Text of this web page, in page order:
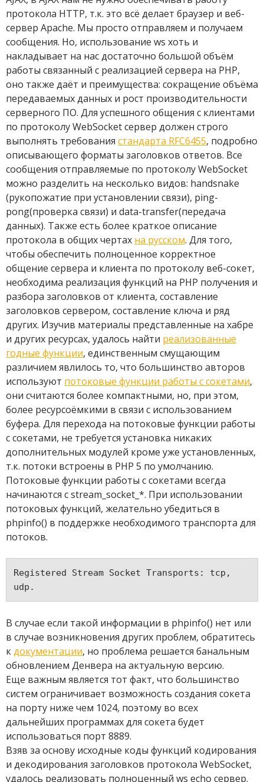
протокола HTTP, т.к. это всё делает браузер и веб-
сервер Apache. Мы просто отправляем и получаем
сообщения. Но, использование ws хоть и
накладывает на нас достаточно большой объём
работы связанный с реализацией сервера на PHP,
оно также даёт и преимущества: сокращение объёма
передаваемых данных и рост производительности
серверного ПО. Для успешного общения с клиентами
по протоколу WebSocket сервер должен строго
выполнять требования стандарта RFC6455, подробно
описывающего форматы заголовков ответов. Все
сообщения отправляемые по протоколу WebSocket
можно разделить на несколько видов: handsnake
(рукопожатие при установлении связи), ping-
pong(проверка связи) и data-transfer(передача
данных). Также есть более краткое описание
протокола в общих чертах на русском. Для того,
чтобы обеспечить полноценное корректное
общение сервера и клиента по протоколу веб-сокет,
необходима реализация функций на PHP получения и
разбора заголовков от клиента, составление
заголовков сервером, составление ключа и ряд
других. Изучив материалы представленные на хабре
и других ресурсах, удалось найти реализованные
годные функции, единственным смущающим
различием явлилось то, что большинство авторов
используют потоковые функции работы с сокетами,
они считаются более компактными, но, при этом,
более ресурсоёмкими в связи с использованием
буфера. Для перехода на потоковые функции работы
с сокетами, не требуется установка никаких
дополнительных модулей кроме уже установленных,
т.к. потоки встроены в PHP 5 по умолчанию.
Потоковые функции работы с сокетами всегда
начинаются с stream_socket_*. При использовании
потоковых функций, желательно убедиться в
phpinfo() в поддержке необходимого транспорта для
потоков.
Registered Stream Socket Transports: tcp,
В случае если такой информации в phpinfo() нет или
в случае возникновения других проблем, обратитесь
кдокументации, но проблема решается банальным
обновлением Денвера на актуальную версию.
Еще важным является тот факт, что большинство
систем ограничивает возможность создания сокета
на порту ниже чем 1024, поэтому во всех
дальнейших программах для сокета будет
использоваться порт 8889.
Взяв за основу исходные коды функций кодирования
и декодирования заголовков протокола WebSocket,
удалось реализовать полноценный ws echo сервер.